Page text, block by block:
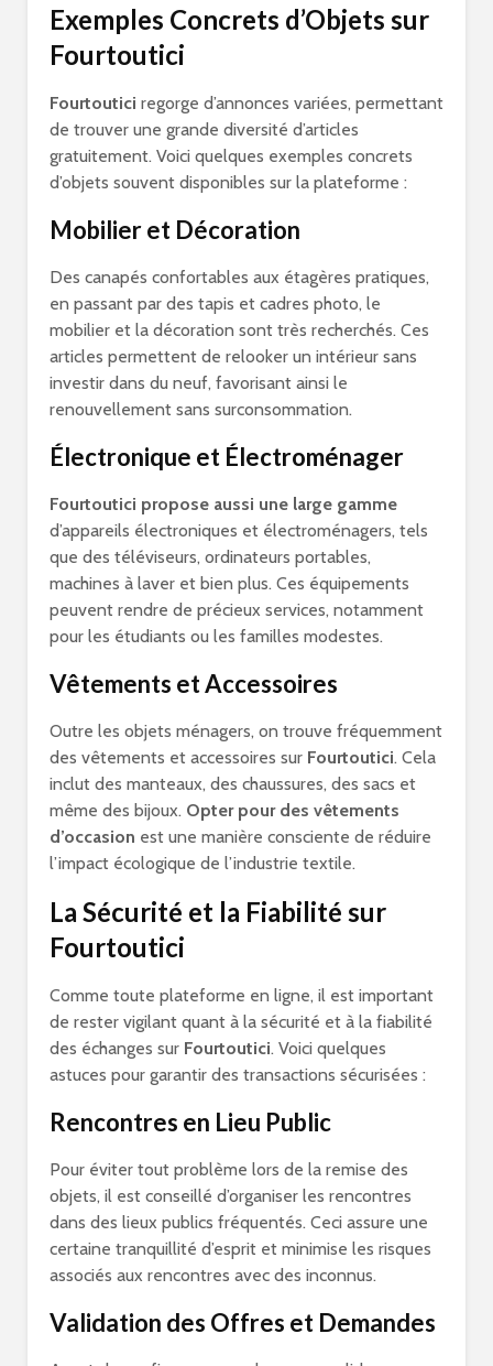
Exemples Concrets d’Objets sur
Fourtoutici
Fourtoutici regorge d’annonces variées, permettant
de trouver une grande diversité d’articles
gratuitement. Voici quelques exemples concrets
d’objets souvent disponibles sur la plateforme :
Mobilier et Décoration
Des canapés confortables aux étagères pratiques,
en passant par des tapis et cadres photo, le
mobilier et la décoration sont très recherchés. Ces
articles permettent de relooker un intérieur sans
investir dans du neuf, favorisant ainsi le
renouvellement sans surconsommation.
Électronique et Électroménager
Fourtoutici propose aussi une large gamme
d’appareils électroniques et électroménagers, tels
que des téléviseurs, ordinateurs portables,
machines à laver et bien plus. Ces équipements
peuvent rendre de précieux services, notamment
pour les étudiants ou les familles modestes.
Vêtements et Accessoires
Outre les objets ménagers, on trouve fréquemment
des vêtements et accessoires sur Fourtoutici. Cela
inclut des manteaux, des chaussures, des sacs et
même des bijoux. Opter pour des vêtements
d’occasion est une manière consciente de réduire
l’impact écologique de l’industrie textile.
La Sécurité et la Fiabilité sur
Fourtoutici
Comme toute plateforme en ligne, il est important
de rester vigilant quant à la sécurité et à la fiabilité
des échanges sur Fourtoutici. Voici quelques
astuces pour garantir des transactions sécurisées :
Rencontres en Lieu Public
Pour éviter tout problème lors de la remise des
objets, il est conseillé d’organiser les rencontres
dans des lieux publics fréquentés. Ceci assure une
certaine tranquillité d’esprit et minimise les risques
associés aux rencontres avec des inconnus.
Validation des Offres et Demandes